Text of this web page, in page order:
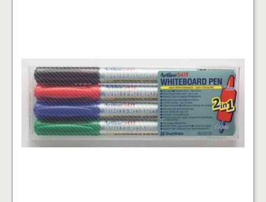
kan
väljas
på
produktsidan